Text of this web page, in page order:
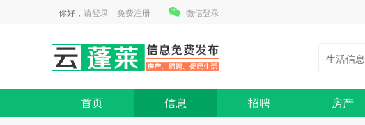
你好， 请登录 免费注册 微信登录
生活信息
首页 信息 招聘 房产